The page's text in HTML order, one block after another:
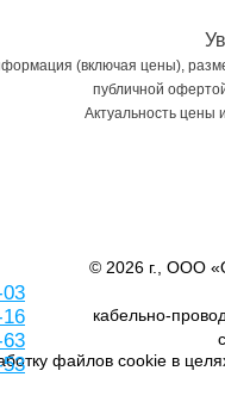
(включая цены),
публичной
Актуальность цены
© 2026 г., ООО
кабельно-
файлов cookie в